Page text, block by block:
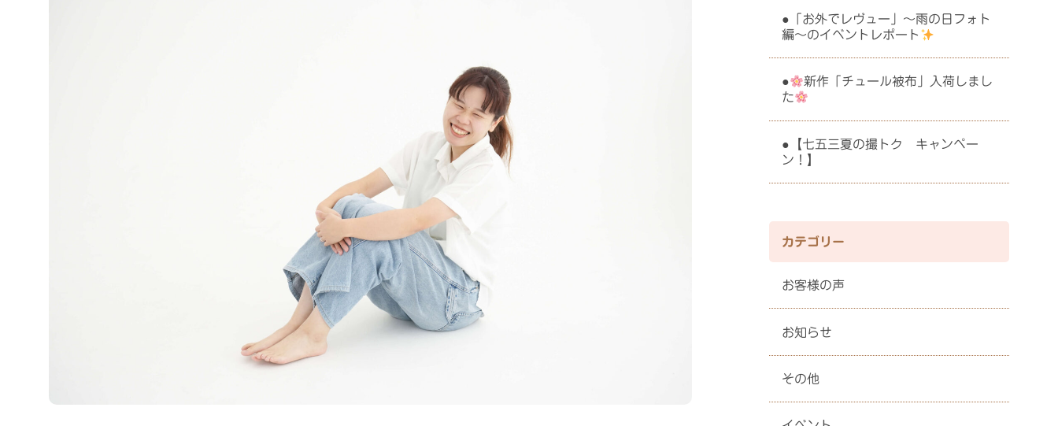
「お外でレヴュー」〜雨の日フォト
編〜のイベントレポート
新作「チュール被布」入荷しまし
た
【七五三夏の撮トク キャンペー
ン！】
カテゴリー
お客様の声
お知らせ
その他